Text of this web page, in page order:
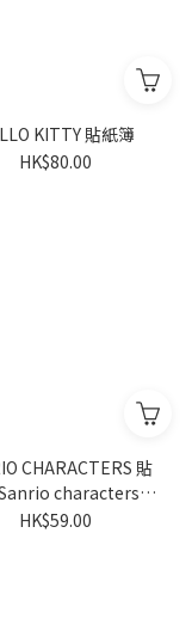
HELLO KITTY 貼紙簿
HK$80.00
CHARACTERS 貼
characters
Vivitix 系列)
HK$59.00